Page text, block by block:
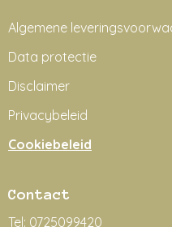
Algemene
Data protectie
Disclaimer
Privacybeleid
Cookiebeleid
Contact
Tel: 0725099420